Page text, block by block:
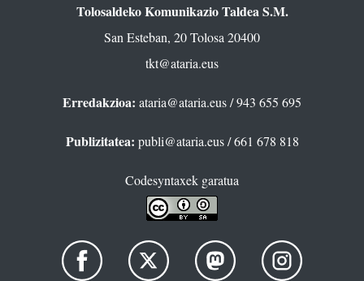
Tolosaldeko Komunikazio Taldea S.M.
San Esteban, 20 Tolosa 20400
tkt@ataria.eus
Erredakzioa: ataria@ataria.eus/ 943 655 695
Publizitatea: publi@ataria.eus/ 661 678 818
Codesyntaxek garatua